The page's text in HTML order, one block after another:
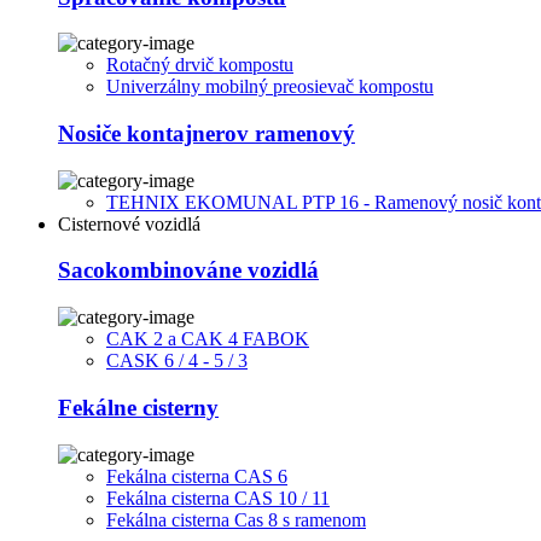
Rotačný drvič kompostu
Univerzálny mobilný preosievač kompostu
Nosiče kontajnerov ramenový
TEHNIX EKOMUNAL PTP 16 - Ramenový nosič
Cisternové vozidlá
Sacokombinováne vozidlá
CAK 2 a CAK 4 FABOK
CASK 6 / 4 - 5 / 3
Fekálne cisterny
Fekálna cisterna CAS 6
Fekálna cisterna CAS 10 / 11
Fekálna cisterna Cas 8 s ramenom